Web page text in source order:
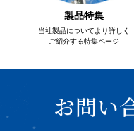
製品特集
当社製品についてより詳しく
ご紹介する特集ページ